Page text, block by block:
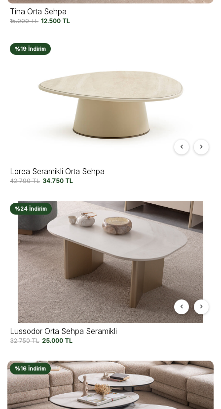
Tina Orta Sehpa
15.000TL 12.500 TL
%19 İndirim
Lorea Seramikli Orta Sehpa
42.790TL 34.750 TL
%24 İndirim
Lussodor Orta Sehpa Seramikli
32.750TL 25.000 TL
%16 İndirim